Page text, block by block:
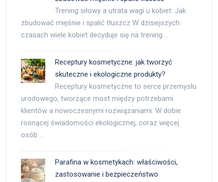
Trening siłowy a utrata wagi u kobiet: Jak
zbudować mięśnie i spalić tłuszcz W dzisiejszych
czasach wiele kobiet decyduje się na trening …
Receptury kosmetyczne: jak tworzyć
skuteczne i ekologiczne produkty?
Receptury kosmetyczne to serce przemysłu
urodowego, tworzące most między potrzebami
klientów a nowoczesnymi rozwiązaniami. W dobie
rosnącej świadomości ekologicznej, coraz więcej
osób …
Parafina w kosmetykach: właściwości,
zastosowanie i bezpieczeństwo